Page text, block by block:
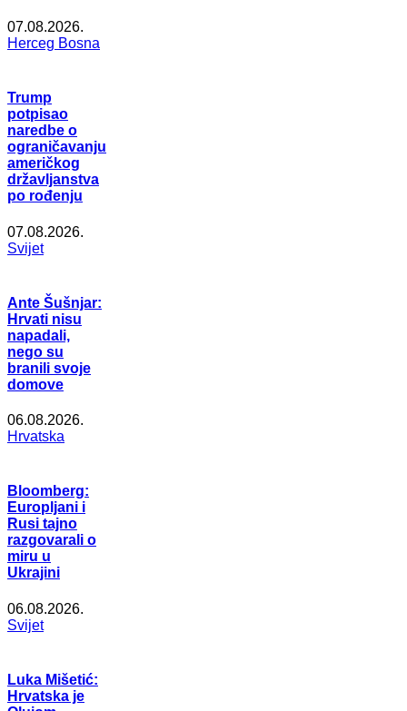
07.08.2026.
Herceg Bosna
Trump
potpisao
naredbe o
ograničavanju
američkog
državljanstva
po rođenju
07.08.2026.
Svijet
Ante Šušnjar:
Hrvati nisu
napadali,
nego su
branili svoje
domove
06.08.2026.
Hrvatska
Bloomberg:
Europljani i
Rusi tajno
razgovarali o
miru u
Ukrajini
06.08.2026.
Svijet
Luka Mišetić:
Hrvatska je